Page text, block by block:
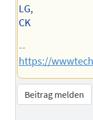
LG,
CK
--
https://
Beitrag melden